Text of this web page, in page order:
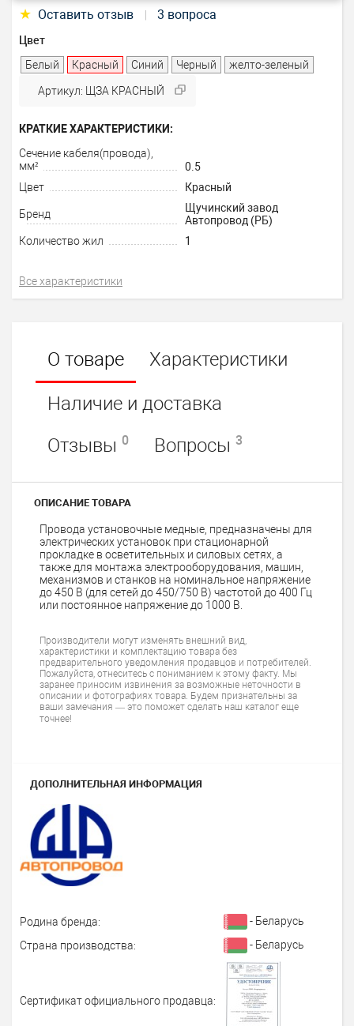
★ Оставить отзыв 3 вопроса
Цвет
Белый
Красный Синий Черный желто-зеленый
Артикул: ЩЗА КРАСНЫЙ
КРАТКИЕ ХАРАКТЕРИСТИКИ:
Сечение кабеля(провода),
мм²
0.5
Цвет
Красный
Бренд
Щучинский завод
Автопровод (РБ)
Количество жил
1
Все характеристики
О товаре
Характеристики
Наличие и доставка
Отзывы 0 Вопросы 3
ОПИСАНИЕ ТОВАРА
Провода установочные медные, предназначены для
электрических установок при стационарной
прокладке в осветительных и силовых сетях, а
также для монтажа электрооборудования, машин,
механизмов и станков на номинальное напряжение
до 450 В (для сетей до 450/750 В) частотой до 400 Гц
или постоянное напряжение до 1000 В.
Производители могут изменять внешний вид,
характеристики и комплектацию товара без
предварительного уведомления продавцов и потребителей.
Пожалуйста, отнеситесь с пониманием к этому факту. Мы
заранее приносим извинения за возможные неточности в
описании и фотографиях товара. Будем признательны за
ваши замечания — это поможет сделать наш каталог еще
точнее!
ДОПОЛНИТЕЛЬНАЯ ИНФОРМАЦИЯ
Родина бренда:
- Беларусь
Страна производства:
- Беларусь
Сертификат официального продавца: